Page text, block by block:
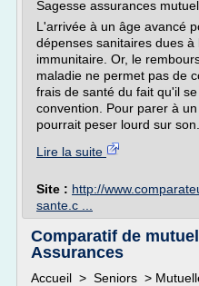
Sagesse assurances
L'arrivée à un âge avancé
dépenses sanitaires dues
immunitaire. Or, le
maladie ne permet pas de
frais de santé du fait qu'il
convention. Pour parer à
pourrait peser lourd sur son...
Lire la suite
Site : http://
sante.c ...
Comparatif de
Assurances
Accueil > Seniors >